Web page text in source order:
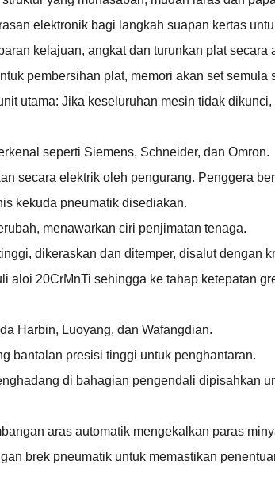
elektronik bagi langkah suapan kertas
kelajuan, angkat dan turunkan plat secara
pembersihan plat, memori akan set
utama: Jika keseluruhan mesin tidak
seperti Siemens, Schneider, dan Omron.
secara elektrik oleh pengurang. Penggera
kekuda pneumatik disediakan.
menawarkan ciri penjimatan tenaga.
dikeraskan dan ditemper, disalut dengan
20CrMnTi sehingga ke tahap ketepatan
Harbin, Luoyang, dan Wafangdian.
bantalan presisi tinggi untuk penghantaran.
di bahagian pengendali dipisahkan
aras automatik mengekalkan paras
brek pneumatik untuk memastikan